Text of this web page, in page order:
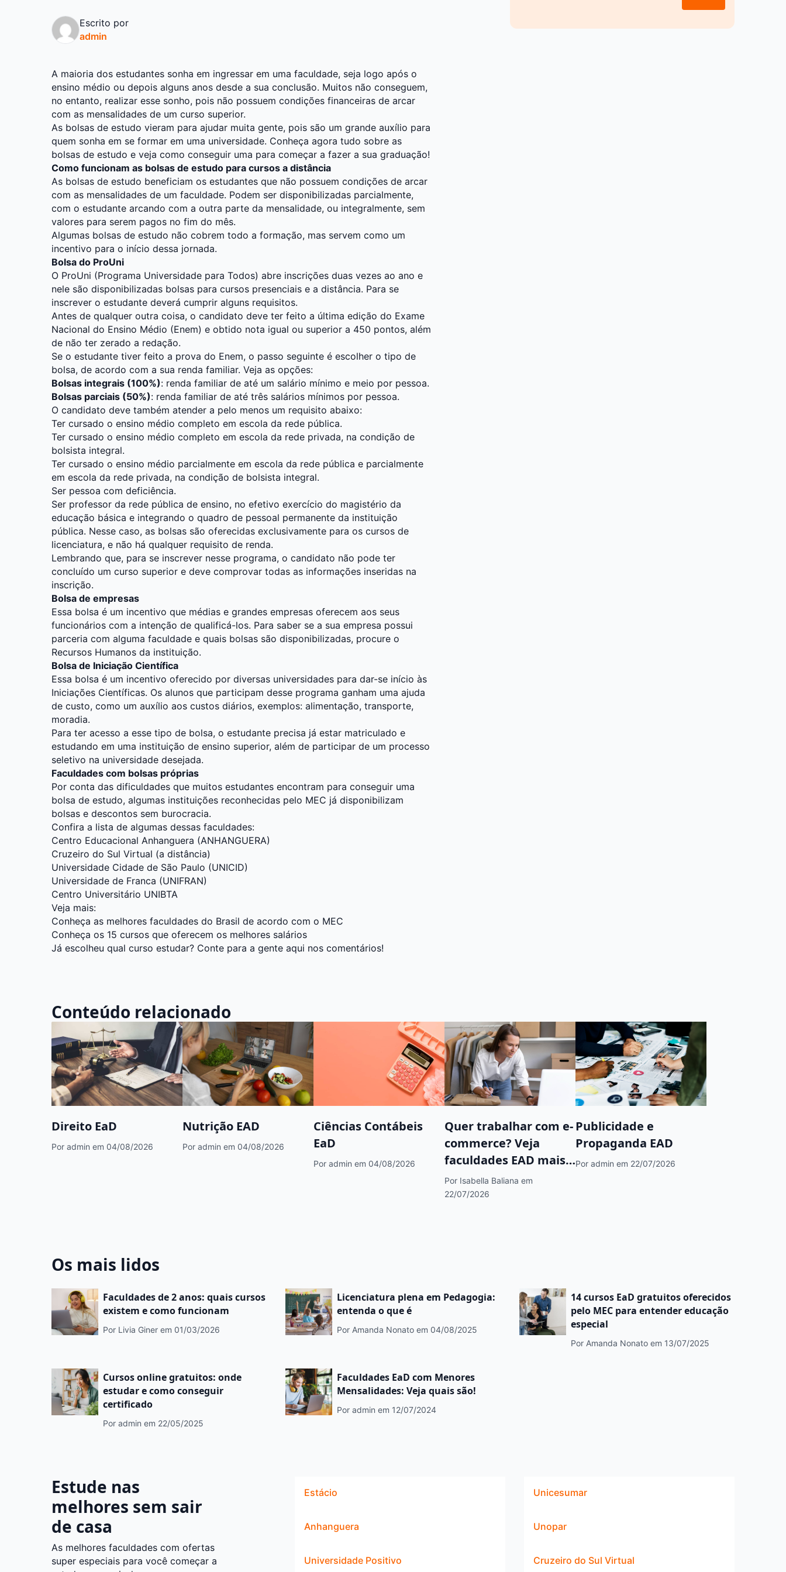
Escrito por
admin
A maioria dos estudantes sonha em ingressar em uma faculdade, seja logo após o
ensino médio ou depois alguns anos desde a sua conclusão. Muitos não conseguem,
no entanto, realizar esse sonho, pois não possuem condições financeiras de arcar
com as mensalidades de um curso superior.
As bolsas de estudo vieram para ajudar muita gente, pois são um grande auxílio para
quem sonha em se formar em uma universidade. Conheça agora tudo sobre as
bolsas de estudo e veja como conseguir uma para começar a fazer a sua graduação!
Como funcionam as bolsas de estudo para cursos a distância
As bolsas de estudo beneficiam os estudantes que não possuem condições de arcar
com as mensalidades de um faculdade. Podem ser disponibilizadas parcialmente,
com o estudante arcando com a outra parte da mensalidade, ou integralmente, sem
valores para serem pagos no fim do mês.
Algumas bolsas de estudo não cobrem todo a formação, mas servem como um
incentivo para o início dessa jornada.
Bolsa do ProUni
O ProUni (Programa Universidade para Todos) abre inscrições duas vezes ao ano e
nele são disponibilizadas bolsas para cursos presenciais e a distância. Para se
inscrever o estudante deverá cumprir alguns requisitos.
Antes de qualquer outra coisa, o candidato deve ter feito a última edição do Exame
Nacional do Ensino Médio (Enem) e obtido nota igual ou superior a 450 pontos, além
de não ter zerado a redação.
Se o estudante tiver feito a prova do Enem, o passo seguinte é escolher o tipo de
bolsa, de acordo com a sua renda familiar. Veja as opções:
Bolsas integrais (100%): renda familiar de até um salário mínimo e meio por pessoa.
Bolsas parciais (50%): renda familiar de até três salários mínimos por pessoa.
O candidato deve também atender a pelo menos um requisito abaixo:
Ter cursado o ensino médio completo em escola da rede pública.
Ter cursado o ensino médio completo em escola da rede privada, na condição de
bolsista integral.
Ter cursado o ensino médio parcialmente em escola da rede pública e parcialmente
em escola da rede privada, na condição de bolsista integral.
Ser pessoa com deficiência.
Ser professor da rede pública de ensino, no efetivo exercício do magistério da
educação básica e integrando o quadro de pessoal permanente da instituição
pública. Nesse caso, as bolsas são oferecidas exclusivamente para os cursos de
licenciatura, e não há qualquer requisito de renda.
Lembrando que, para se inscrever nesse programa, o candidato não pode ter
concluído um curso superior e deve comprovar todas as informações inseridas na
inscrição.
Bolsa de empresas
Essa bolsa é um incentivo que médias e grandes empresas oferecem aos seus
funcionários com a intenção de qualificá-los. Para saber se a sua empresa possui
parceria com alguma faculdade e quais bolsas são disponibilizadas, procure o
Recursos Humanos da instituição.
Bolsa de Iniciação Científica
Essa bolsa é um incentivo oferecido por diversas universidades para dar-se início às
Iniciações Científicas. Os alunos que participam desse programa ganham uma ajuda
de custo, como um auxílio aos custos diários, exemplos: alimentação, transporte,
moradia.
Para ter acesso a esse tipo de bolsa, o estudante precisa já estar matriculado e
estudando em uma instituição de ensino superior, além de participar de um processo
seletivo na universidade desejada.
Faculdades com bolsas próprias
Por conta das dificuldades que muitos estudantes encontram para conseguir uma
bolsa de estudo, algumas instituições reconhecidas pelo MEC já disponibilizam
bolsas e descontos sem burocracia.
Confira a lista de algumas dessas faculdades:
Centro Educacional Anhanguera (ANHANGUERA)
Cruzeiro do Sul Virtual (a distância)
Universidade Cidade de São Paulo (UNICID)
Universidade de Franca (UNIFRAN)
Centro Universitário UNIBTA
Veja mais:
Conheça as melhores faculdades do Brasil de acordo com o MEC
Conheça os 15 cursos que oferecem os melhores salários
Já escolheu qual curso estudar? Conte para a gente aqui nos comentários!
Conteúdo relacionado
Direito EaD
Por admin em 04/08/2026
Nutrição EAD
Por admin em 04/08/2026
Ciências Contábeis
EaD
Por admin em 04/08/2026
Quer trabalhar com e-
commerce? Veja
faculdades EAD mais
indicadas
Por Isabella Baliana em
22/07/2026
Publicidade e
Propaganda EAD
Por admin em 22/07/2026
Os mais lidos
Faculdades de 2 anos: quais cursos
existem e como funcionam
Por Livia Giner em 01/03/2026
Licenciatura plena em Pedagogia:
entenda o que é
Por Amanda Nonato em 04/08/2025
14 cursos EaD gratuitos oferecidos
pelo MEC para entender educação
especial
Por Amanda Nonato em 13/07/2025
Cursos online gratuitos: onde
estudar e como conseguir
certificado
Por admin em 22/05/2025
Faculdades EaD com Menores
Mensalidades: Veja quais são!
Por admin em 12/07/2024
Estude nas
melhores sem sair
de casa
As melhores faculdades com ofertas
super especiais para você começar a
Estácio
Anhanguera
Universidade Positivo
Unicesumar
Unopar
Cruzeiro do Sul Virtual